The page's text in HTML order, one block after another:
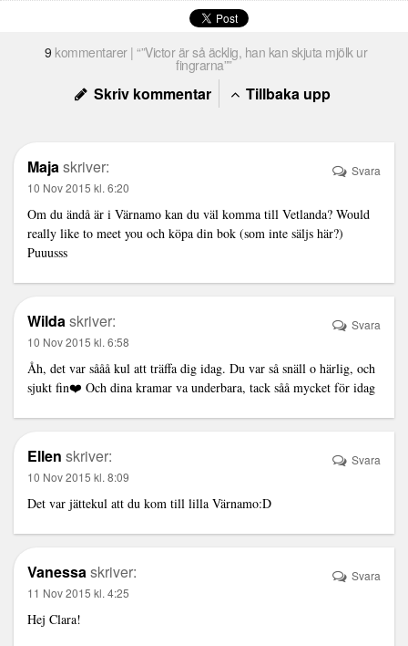
9 kommentarer | “”Victor är så äcklig, han kan skjuta mjölk ur
fingrarna””
Skriv kommentar Tillbaka upp
Maja skriver:
10 Nov 2015 kl. 6:20
Om du ändå är i Värnamo kan du väl komma till Vetlanda? Would
really like to meet you och köpa din bok (som inte säljs här?)
Puuusss
Svara
Wilda skriver:
10 Nov 2015 kl. 6:58
Åh, det var sååå kul att träffa dig idag. Du var så snäll o härlig, och
sjukt fin❤️ Och dina kramar va underbara, tack såå mycket för idag
Svara
Ellen skriver:
10 Nov 2015 kl. 8:09
Det var jättekul att du kom till lilla Värnamo:D
Svara
Vanessa skriver:
11 Nov 2015 kl. 4:25
Hej Clara!
Svara